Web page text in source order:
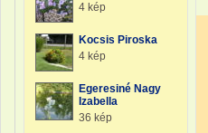
4 kép
Kocsis Piroska
4 kép
Egeresiné Nagy
Izabella
36 kép